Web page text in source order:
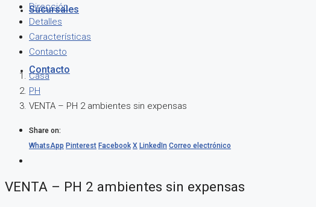
Sucursales
Contacto
Dirección
Detalles
Características
Contacto
Casa
PH
VENTA – PH 2 ambientes sin expensas
Share on:
WhatsApp Pinterest Facebook X LinkedIn Correo electrónico
VENTA – PH 2 ambientes sin expensas